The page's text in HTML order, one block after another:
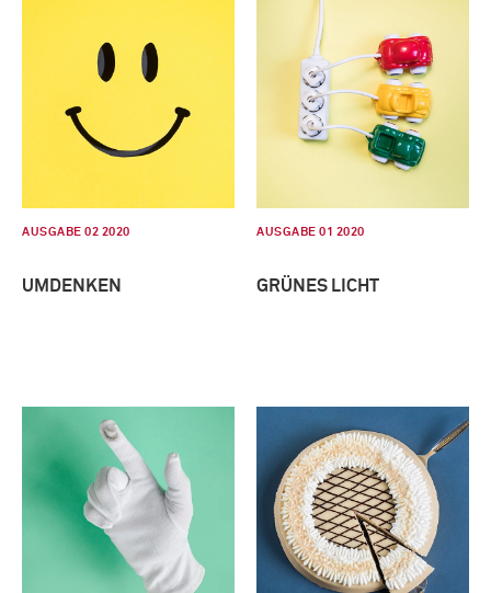
AUSGABE 02 2020
UMDENKEN
AUSGABE 01 2020
GRÜNES LICHT